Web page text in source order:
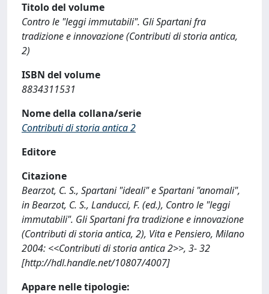
Titolo del volume
Contro le "leggi immutabili". Gli Spartani fra
tradizione e innovazione (Contributi di storia antica,
2)
ISBN del volume
8834311531
Nome della collana/serie
Contributi di storia antica 2
Editore
Citazione
Bearzot, C. S., Spartani "ideali" e Spartani "anomali",
in Bearzot, C. S., Landucci, F. (ed.), Contro le "leggi
immutabili". Gli Spartani fra tradizione e innovazione
(Contributi di storia antica, 2), Vita e Pensiero, Milano
2004: <<Contributi di storia antica 2>>, 3- 32
[http://hdl.handle.net/10807/4007]
Appare nelle tipologie: